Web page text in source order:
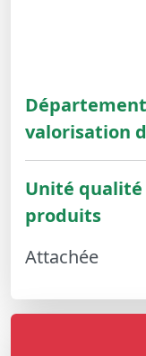
valorisation
Unité
produits
Attachée